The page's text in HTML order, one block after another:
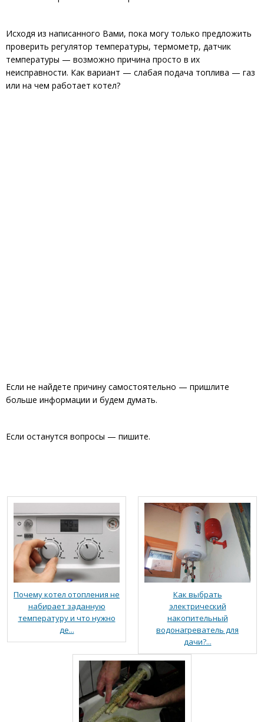
Исходя из написанного Вами, пока могу только предложить
проверить регулятор температуры, термометр, датчик
температуры — возможно причина просто в их
неисправности. Как вариант — слабая подача топлива — газ
или на чем работает котел?
Если не найдете причину самостоятельно — пришлите
больше информации и будем думать.
Если останутся вопросы — пишите.
Почему котел отопления не
набирает заданную
температуру и что нужно
де...
Как выбрать
электрический
накопительный
водонагреватель для
дачи?...